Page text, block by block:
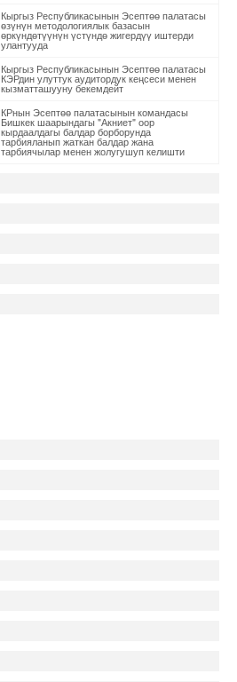
Кыргыз Республикасынын Эсептөө палатасы
өзүнүн методологиялык базасын
өркүндөтүүнүн үстүндө жигердүү иштерди
улантууда
Кыргыз Республикасынын Эсептөө палатасы
КЭРдин улуттук аудитордук кеңсеси менен
кызматташууну бекемдейт
КРнын Эсептөө палатасынын командасы
Бишкек шаарындагы "Акниет" оор
кырдаалдагы балдар борборунда
тарбияланып жаткан балдар жана
тарбиячылар менен жолугушуп келишти